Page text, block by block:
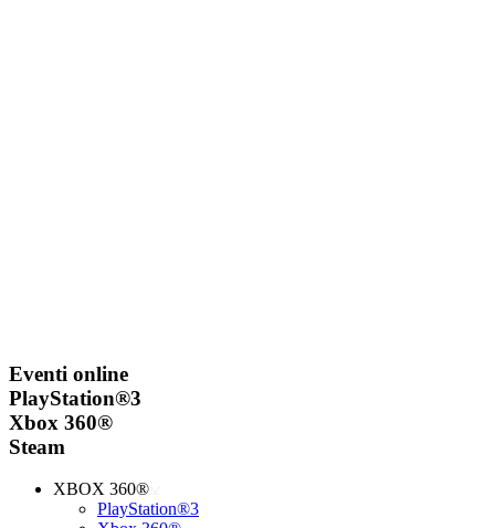
Eventi online
PlayStation®3
Xbox 360®
Steam
XBOX 360®
PlayStation®3